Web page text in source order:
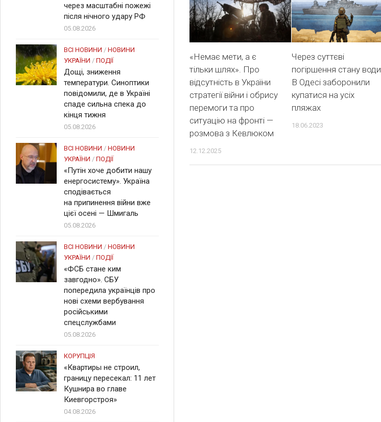
«Немає мети, а є
тільки шлях». Про
відсутність в України
стратегії війни і обрису
перемоги та про
ситуацію на фронті —
розмова з Кевлюком
12.12.2025
Через суттєві
погіршення стану води.
В Одесі заборонили
купатися на усіх
пляжах
18.06.2023
через масштабні пожежі
після нічного удару РФ
05.08.2026
ВСІ НОВИНИ / НОВИНИ
УКРАЇНИ / ПОДІЇ
Дощі, зниження
температури. Синоптики
повідомили, де в Україні
спаде сильна спека до
кінця тижня
05.08.2026
ВСІ НОВИНИ / НОВИНИ
УКРАЇНИ / ПОДІЇ
«Путін хоче добити нашу
енергосистему». Україна
сподівається
на припинення війни вже
цієї осені — Шмигаль
05.08.2026
ВСІ НОВИНИ / НОВИНИ
УКРАЇНИ / ПОДІЇ
«ФСБ стане ким
завгодно». СБУ
попередила українців про
нові схеми вербування
російськими
спецслужбами
05.08.2026
КОРУПЦІЯ
«Квартиры не строил,
границу пересекал: 11 лет
Кушнира во главе
Киевгорстроя»
04.08.2026